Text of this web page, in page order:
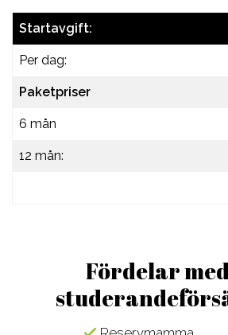
Startavgift:
Per dag:
Paketpriser
6 mån
12 mån:
Fördelar